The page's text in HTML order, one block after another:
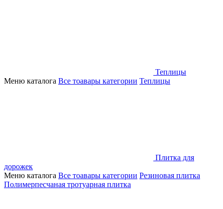
Теплицы
Меню каталога Все тоавары категории Теплицы
Плитка для
дорожек
Меню каталога Все тоавары категории Резиновая плитка
Полимерпесчаная тротуарная плитка